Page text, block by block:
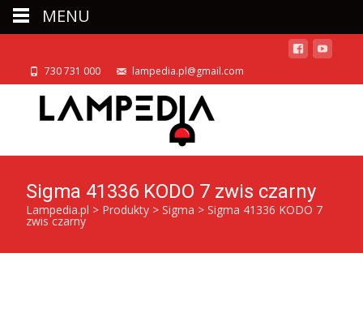
730 731 000 lampedia.pl@gmail.com
Sigma 41336 KODO 7 zwis czarny
Lampedia.pl > Produkty > Sigma > Sigma 41336 KODO 7
zwis czarny
MENU